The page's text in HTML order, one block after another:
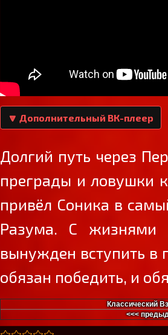
🔽 Дополнительный ВК-плеер
Долгий путь через
преграды и ловушки
привёл Соника в
Разума. С жизнями
вынужден вступить в
обязан победить, и
Классический
<<<